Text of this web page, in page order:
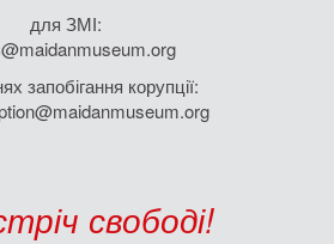
для ЗМІ:
запобігання корупції:
свободі!